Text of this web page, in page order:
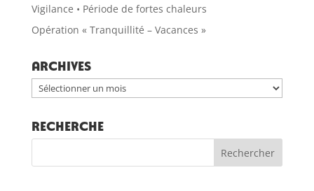
Vigilance • Période de fortes chaleurs
Opération « Tranquillité – Vacances »
Archives
Archives
RECHERCHE